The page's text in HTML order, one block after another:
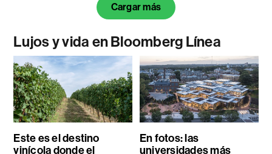
Cargar más
Lujos y vida en Bloomberg Línea
Este es el destino
vinícola donde el
En fotos: las
universidades más